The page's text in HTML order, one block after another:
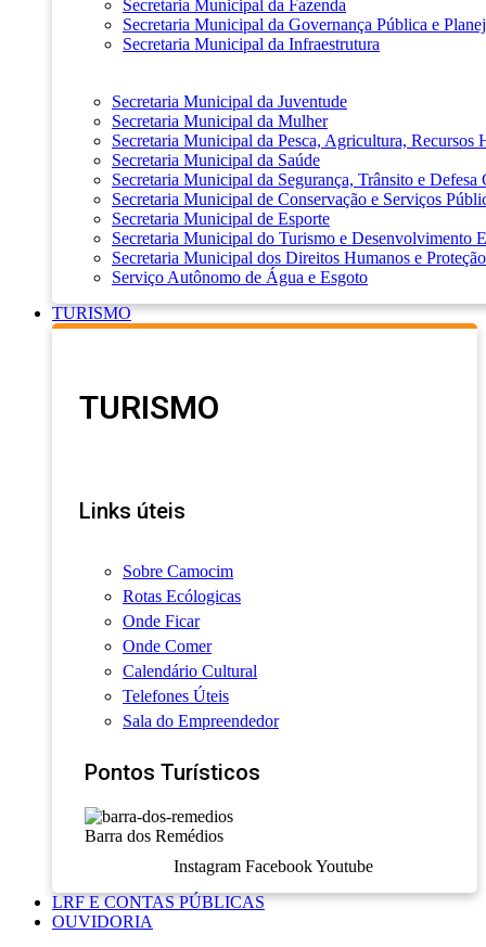
Secretaria Municipal da Fazenda
Secretaria Municipal da Governança Pública e
Secretaria Municipal da Infraestrutura
Secretaria Municipal da Juventude
Secretaria Municipal da Mulher
Secretaria Municipal da Pesca, Agricultura, Recursos
Secretaria Municipal da Saúde
Secretaria Municipal da Segurança, Trânsito e Defesa
Secretaria Municipal de Conservação e Serviços
Secretaria Municipal de Esporte
Secretaria Municipal do Turismo e Desenvolvimento
Secretaria Municipal dos Direitos Humanos e
Serviço Autônomo de Água e Esgoto
TURISMO
TURISMO
Links úteis
Sobre Camocim
Rotas Ecólogicas
Onde Ficar
Onde Comer
Calendário Cultural
Telefones Úteis
Sala do Empreendedor
Pontos Turísticos
Barra dos Remédios
Instagram Facebook Youtube
LRF E CONTAS PÚBLICAS
OUVIDORIA